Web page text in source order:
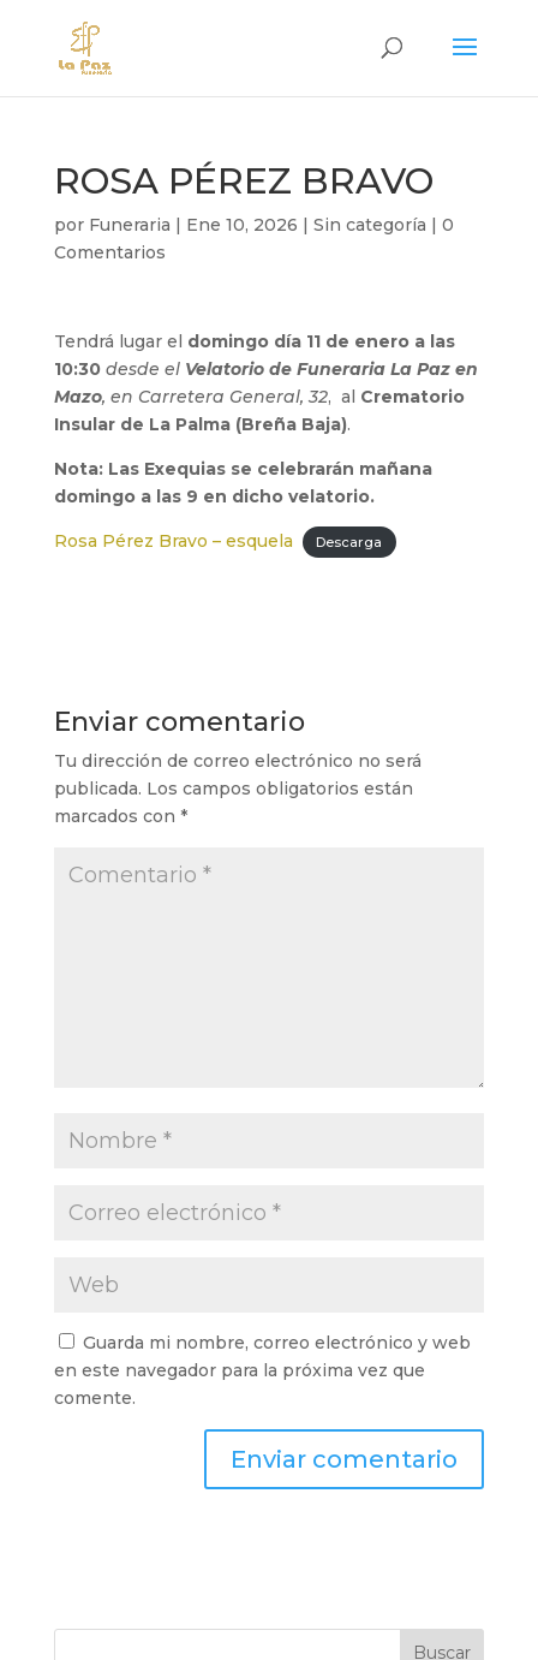
ROSA PÉREZ BRAVO
por Funeraria | Ene 10, 2026 | Sin categoría | 0
Comentarios
Tendrá lugar el domingo día 11 de enero a las
10:30 desde el Velatorio de Funeraria La Paz en
Mazo, en Carretera General, 32, al Crematorio
Insular de La Palma (Breña Baja).
Nota: Las Exequias se celebrarán mañana
domingo a las 9 en dicho velatorio.
Rosa Pérez Bravo – esquela Descarga
Enviar comentario
Tu dirección de correo electrónico no será
publicada. Los campos obligatorios están
marcados con *
Guarda mi nombre, correo electrónico y web
en este navegador para la próxima vez que
comente.